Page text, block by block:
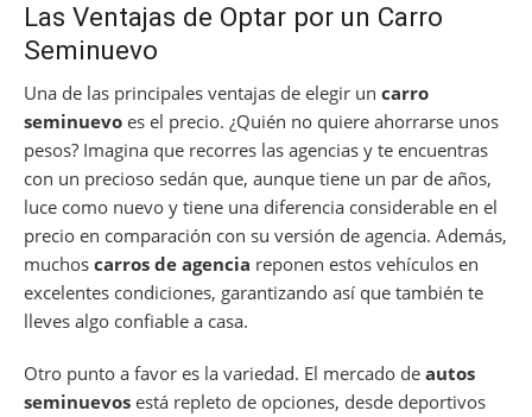
Las Ventajas de Optar por un Carro
Seminuevo
Una de las principales ventajas de elegir un carro
seminuevo es el precio. ¿Quién no quiere ahorrarse unos
pesos? Imagina que recorres las agencias y te encuentras
con un precioso sedán que, aunque tiene un par de años,
luce como nuevo y tiene una diferencia considerable en el
precio en comparación con su versión de agencia. Además,
muchos carros de agencia reponen estos vehículos en
excelentes condiciones, garantizando así que también te
lleves algo confiable a casa.
Otro punto a favor es la variedad. El mercado de autos
seminuevos está repleto de opciones, desde deportivos